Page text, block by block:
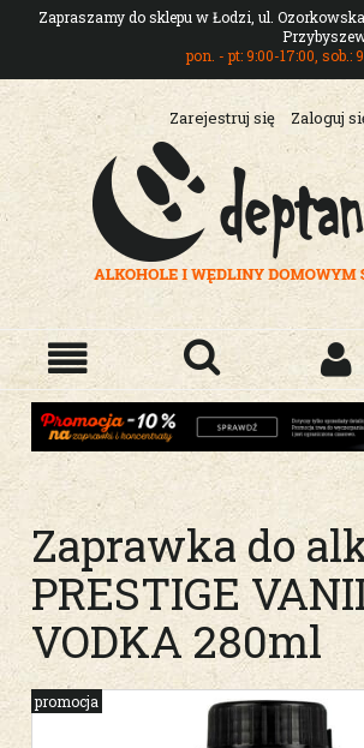
Zapraszamy do sklepu w Łodzi, ul.
pon. - pt: 9:00-17:00, sob.:
Zarejestruj się Zaloguj
Zaprawka do
PRESTIGE
VODKA 280ml
promocja